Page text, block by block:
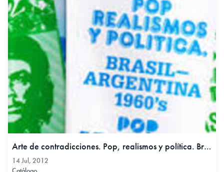
Arte de contradicciones. Pop, realismos y política. Brasil – Argentina 1960, 14 Jul, 2012
14 Jul, 2012